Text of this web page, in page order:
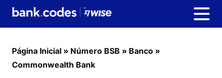
Página Inicial » Número BSB » Banco »
Commonwealth Bank